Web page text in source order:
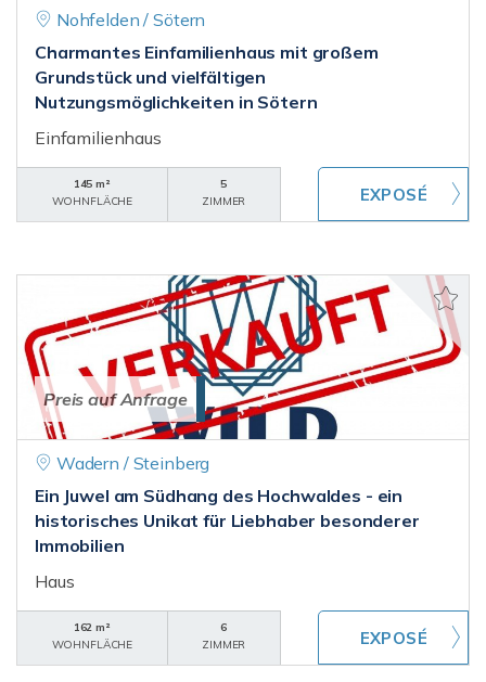
Nohfelden / Sötern
Charmantes Einfamilienhaus mit großem
Grundstück und vielfältigen
Nutzungsmöglichkeiten in Sötern
Einfamilienhaus
145 m²
WOHNFLÄCHE
5
ZIMMER
Preis auf Anfrage
Wadern / Steinberg
Ein Juwel am Südhang des Hochwaldes - ein
historisches Unikat für Liebhaber besonderer
Immobilien
Haus
162 m²
WOHNFLÄCHE
6
ZIMMER